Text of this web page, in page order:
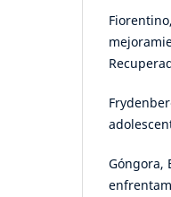
Góngora,